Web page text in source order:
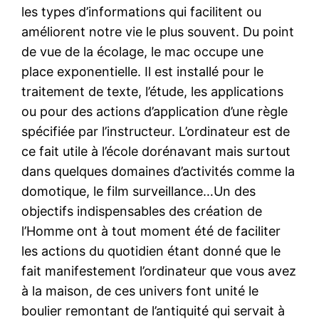
les types d’informations qui facilitent ou
améliorent notre vie le plus souvent. Du point
de vue de la écolage, le mac occupe une
place exponentielle. Il est installé pour le
traitement de texte, l’étude, les applications
ou pour des actions d’application d’une règle
spécifiée par l’instructeur. L’ordinateur est de
ce fait utile à l’école dorénavant mais surtout
dans quelques domaines d’activités comme la
domotique, le film surveillance…Un des
objectifs indispensables des création de
l’Homme ont à tout moment été de faciliter
les actions du quotidien étant donné que le
fait manifestement l’ordinateur que vous avez
à la maison, de ces univers font unité le
boulier remontant de l’antiquité qui servait à